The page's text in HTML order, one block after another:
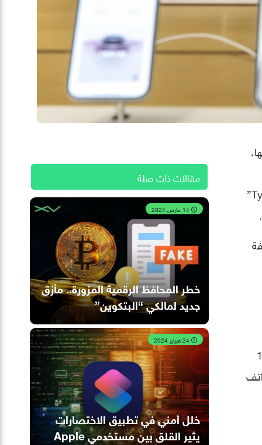
كشفت عنه الشركة مؤخرا، كان الانتقال الأكبر في تاريخ هواتف “آيفون”، إذ قررت “أبل” استخدام منفذ “Type-C”
15″، وهذا لأن “آيفون 14
مقالات ذات صلة
خطر المحافظ الرقمية المزورة.. مأزق
جديد لمالكي “البتكوين”
خلل أمني في تطبيق الاختصارات
يثير القلق بين مستخدمي Apple